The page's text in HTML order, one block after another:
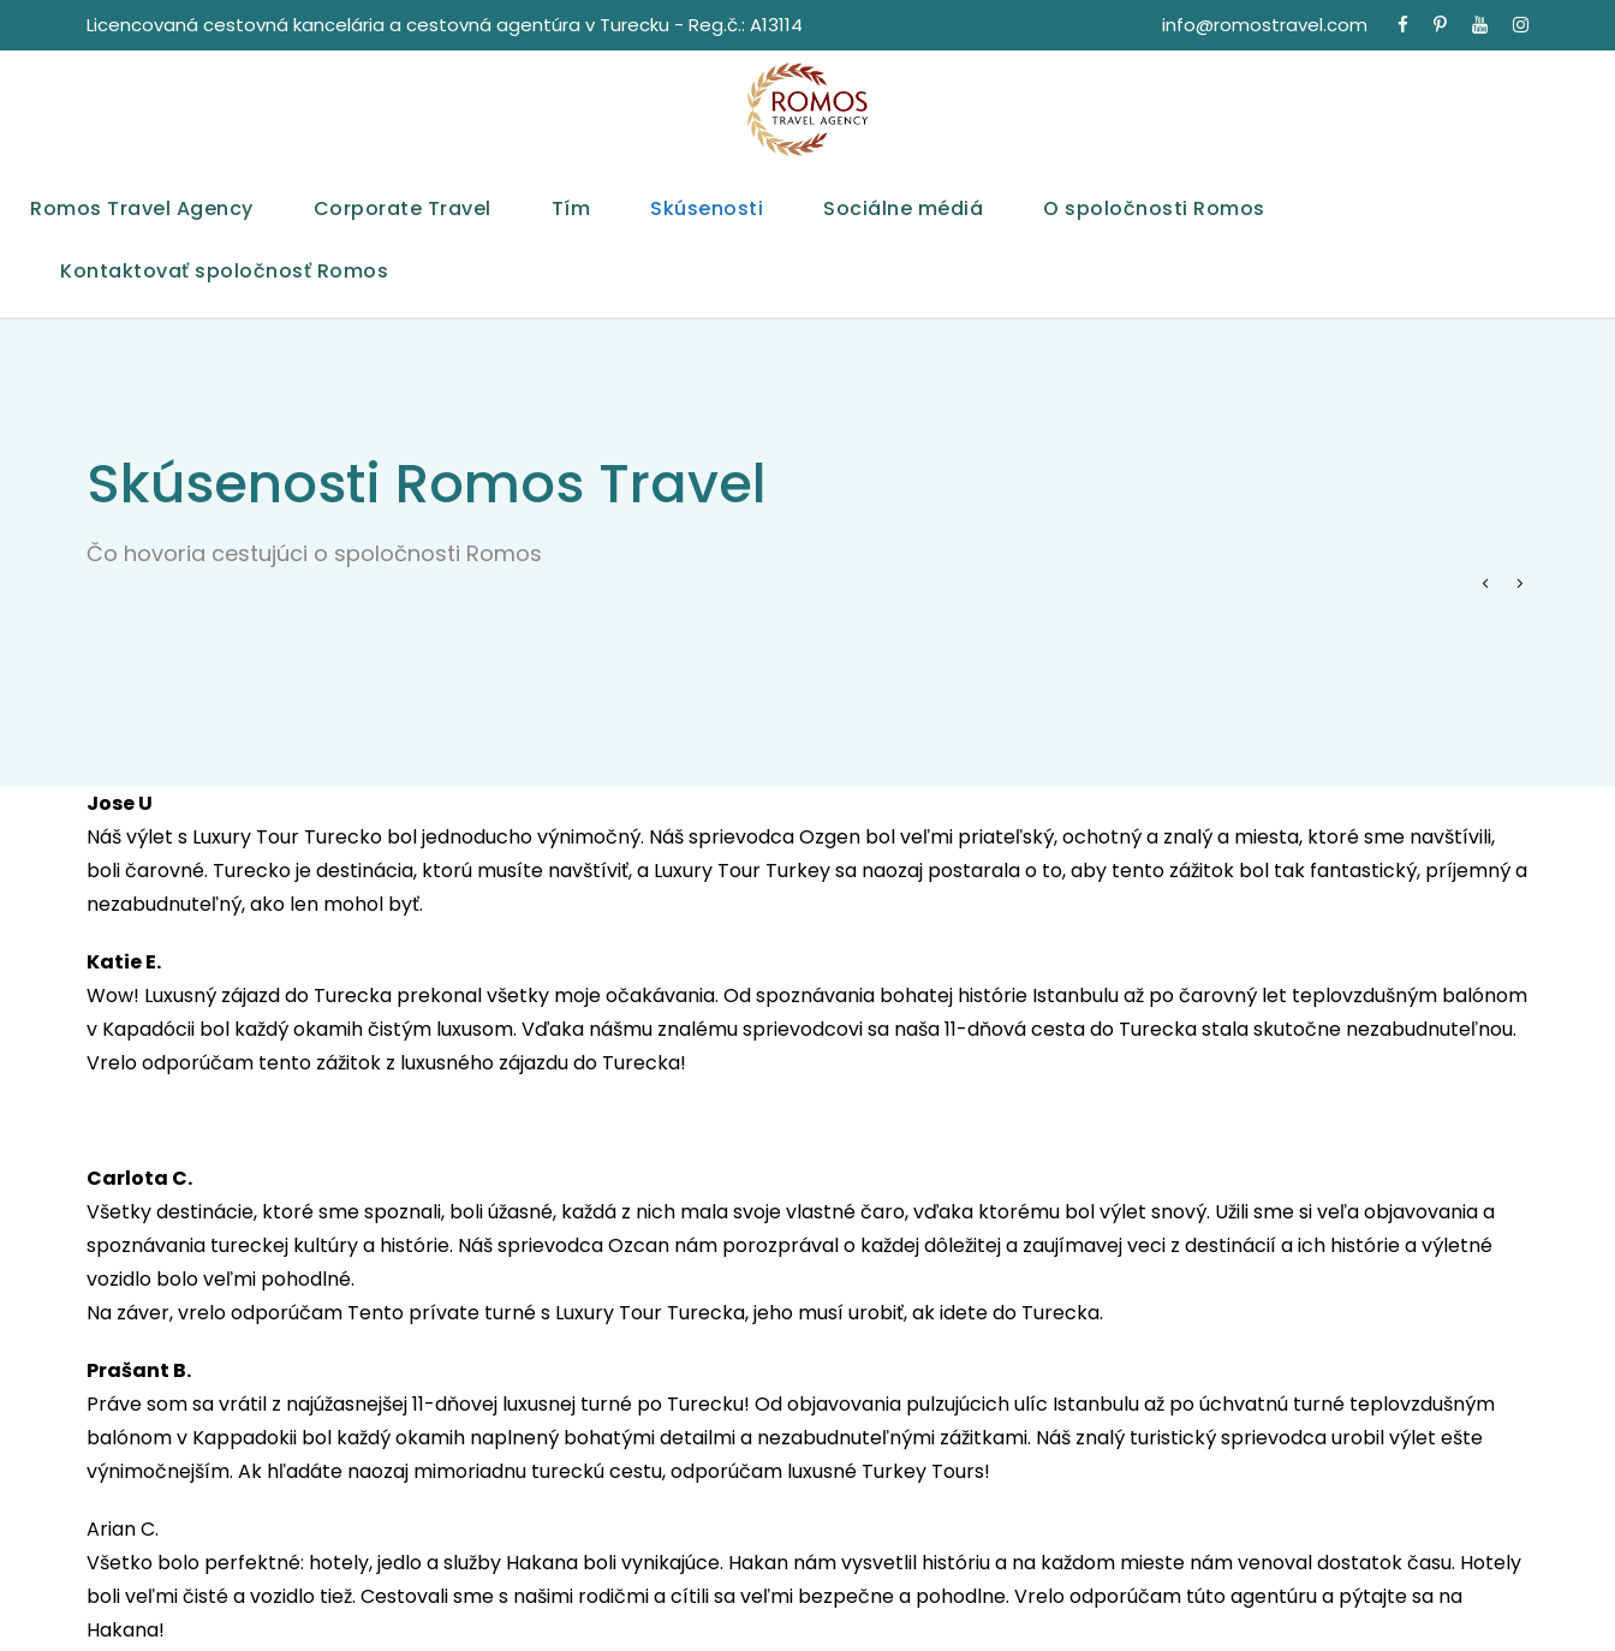
Licencovaná cestovná kancelária a cestovná agentúra v Turecku - Reg.č.: A13114 info@romostravel.com
Romos Travel Agency Corporate Travel Tím Skúsenosti Sociálne médiá O spoločnosti Romos
Kontaktovať spoločnosť Romos
Skúsenosti Romos Travel
Čo hovoria cestujúci o spoločnosti Romos
Jose U
Náš výlet s Luxury Tour Turecko bol jednoducho výnimočný. Náš sprievodca Ozgen bol veľmi priateľský, ochotný a znalý a miesta, ktoré sme navštívili,
boli čarovné. Turecko je destinácia, ktorú musíte navštíviť, a Luxury Tour Turkey sa naozaj postarala o to, aby tento zážitok bol tak fantastický, príjemný a
nezabudnuteľný, ako len mohol byť.
Katie E.
Wow! Luxusný zájazd do Turecka prekonal všetky moje očakávania. Od spoznávania bohatej histórie Istanbulu až po čarovný let teplovzdušným balónom
v Kapadócii bol každý okamih čistým luxusom. Vďaka nášmu znalému sprievodcovi sa naša 11-dňová cesta do Turecka stala skutočne nezabudnuteľnou.
Vrelo odporúčam tento zážitok z luxusného zájazdu do Turecka!
Carlota C.
Všetky destinácie, ktoré sme spoznali, boli úžasné, každá z nich mala svoje vlastné čaro, vďaka ktorému bol výlet snový. Užili sme si veľa objavovania a
spoznávania tureckej kultúry a histórie. Náš sprievodca Ozcan nám porozprával o každej dôležitej a zaujímavej veci z destinácií a ich histórie a výletné
vozidlo bolo veľmi pohodlné.
Na záver, vrelo odporúčam Tento prívate turné s Luxury Tour Turecka, jeho musí urobiť, ak idete do Turecka.
Prašant B.
Práve som sa vrátil z najúžasnejšej 11-dňovej luxusnej turné po Turecku! Od objavovania pulzujúcich ulíc Istanbulu až po úchvatnú turné teplovzdušným
balónom v Kappadokii bol každý okamih naplnený bohatými detailmi a nezabudnuteľnými zážitkami. Náš znalý turistický sprievodca urobil výlet ešte
výnimočnejším. Ak hľadáte naozaj mimoriadnu tureckú cestu, odporúčam luxusné Turkey Tours!
Arian C.
Všetko bolo perfektné: hotely, jedlo a služby Hakana boli vynikajúce. Hakan nám vysvetlil históriu a na každom mieste nám venoval dostatok času. Hotely
boli veľmi čisté a vozidlo tiež. Cestovali sme s našimi rodičmi a cítili sa veľmi bezpečne a pohodlne. Vrelo odporúčam túto agentúru a pýtajte sa na
Hakana!